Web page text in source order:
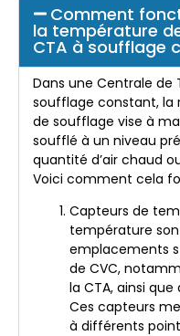
Comment
la température
CTA à soufflage
Dans une Centrale de
soufflage constant, la
de soufflage vise à
soufflé à un niveau
quantité d’air chaud
Voici comment cela
Capteurs de
température
emplacements
de CVC,
la CTA, ainsi
Ces capteurs
à différents